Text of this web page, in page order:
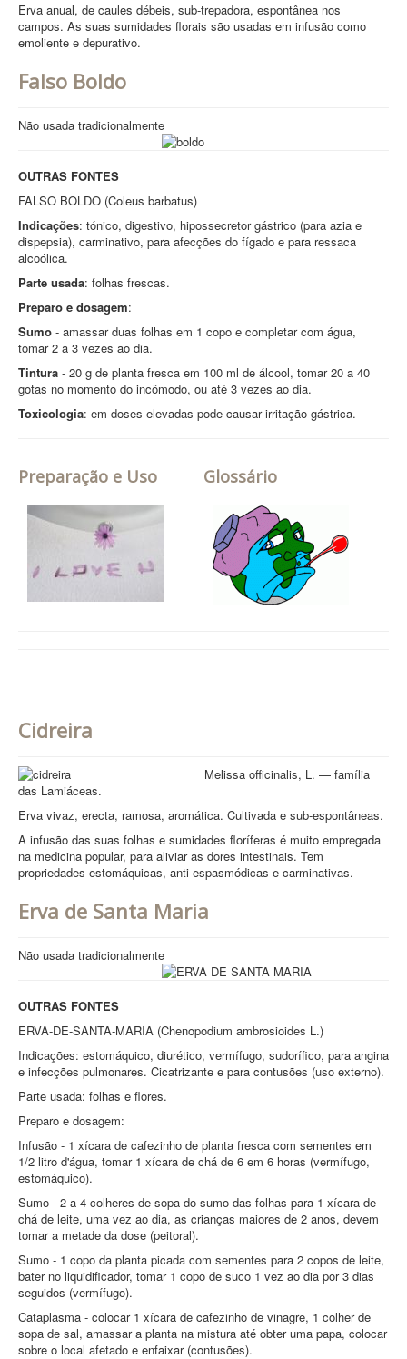
Erva anual, de caules débeis, sub-trepadora, espontânea nos
campos. As suas sumidades florais são usadas em infusão como
emoliente e depurativo.
Falso Boldo
Não usada tradicionalmente
OUTRAS FONTES
FALSO BOLDO (Coleus barbatus)
Indicações: tónico, digestivo, hipossecretor gástrico (para azia e
dispepsia), carminativo, para afecções do fígado e para ressaca
alcoólica.
Parte usada: folhas frescas.
Preparo e dosagem:
Sumo - amassar duas folhas em 1 copo e completar com água,
tomar 2 a 3 vezes ao dia.
Tintura - 20 g de planta fresca em 100 ml de álcool, tomar 20 a 40
gotas no momento do incômodo, ou até 3 vezes ao dia.
Toxicologia: em doses elevadas pode causar irritação gástrica.
Preparação e Uso Glossário
Cidreira
Melissa officinalis, L. — família
das Lamiáceas.
Erva vivaz, erecta, ramosa, aromática. Cultivada e sub-espontâneas.
A infusão das suas folhas e sumidades floríferas é muito empregada
na medicina popular, para aliviar as dores intestinais. Tem
propriedades estomáquicas, anti-espasmódicas e carminativas.
Erva de Santa Maria
Não usada tradicionalmente
OUTRAS FONTES
ERVA-DE-SANTA-MARIA (Chenopodium ambrosioides L.)
Indicações: estomáquico, diurético, vermífugo, sudorífico, para angina
e infecções pulmonares. Cicatrizante e para contusões (uso externo).
Parte usada: folhas e flores.
Preparo e dosagem:
Infusão - 1 xícara de cafezinho de planta fresca com sementes em
1/2 litro d'água, tomar 1 xícara de chá de 6 em 6 horas (vermífugo,
estomáquico).
Sumo - 2 a 4 colheres de sopa do sumo das folhas para 1 xícara de
chá de leite, uma vez ao dia, as crianças maiores de 2 anos, devem
tomar a metade da dose (peitoral).
Sumo - 1 copo da planta picada com sementes para 2 copos de leite,
bater no liquidificador, tomar 1 copo de suco 1 vez ao dia por 3 dias
seguidos (vermífugo).
Cataplasma - colocar 1 xícara de cafezinho de vinagre, 1 colher de
sopa de sal, amassar a planta na mistura até obter uma papa, colocar
sobre o local afetado e enfaixar (contusões).